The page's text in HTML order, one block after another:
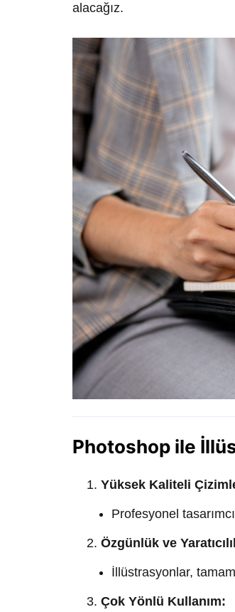
alacağız.
Photoshop ile
Yüksek Kaliteli
Profesyonel
Özgünlük ve
İllüstrasyonlar,
Çok Yönlü Kullanım: